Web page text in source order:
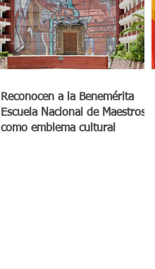
Reconocen a la Benemérita
Escuela Nacional de Maestros
como emblema cultural